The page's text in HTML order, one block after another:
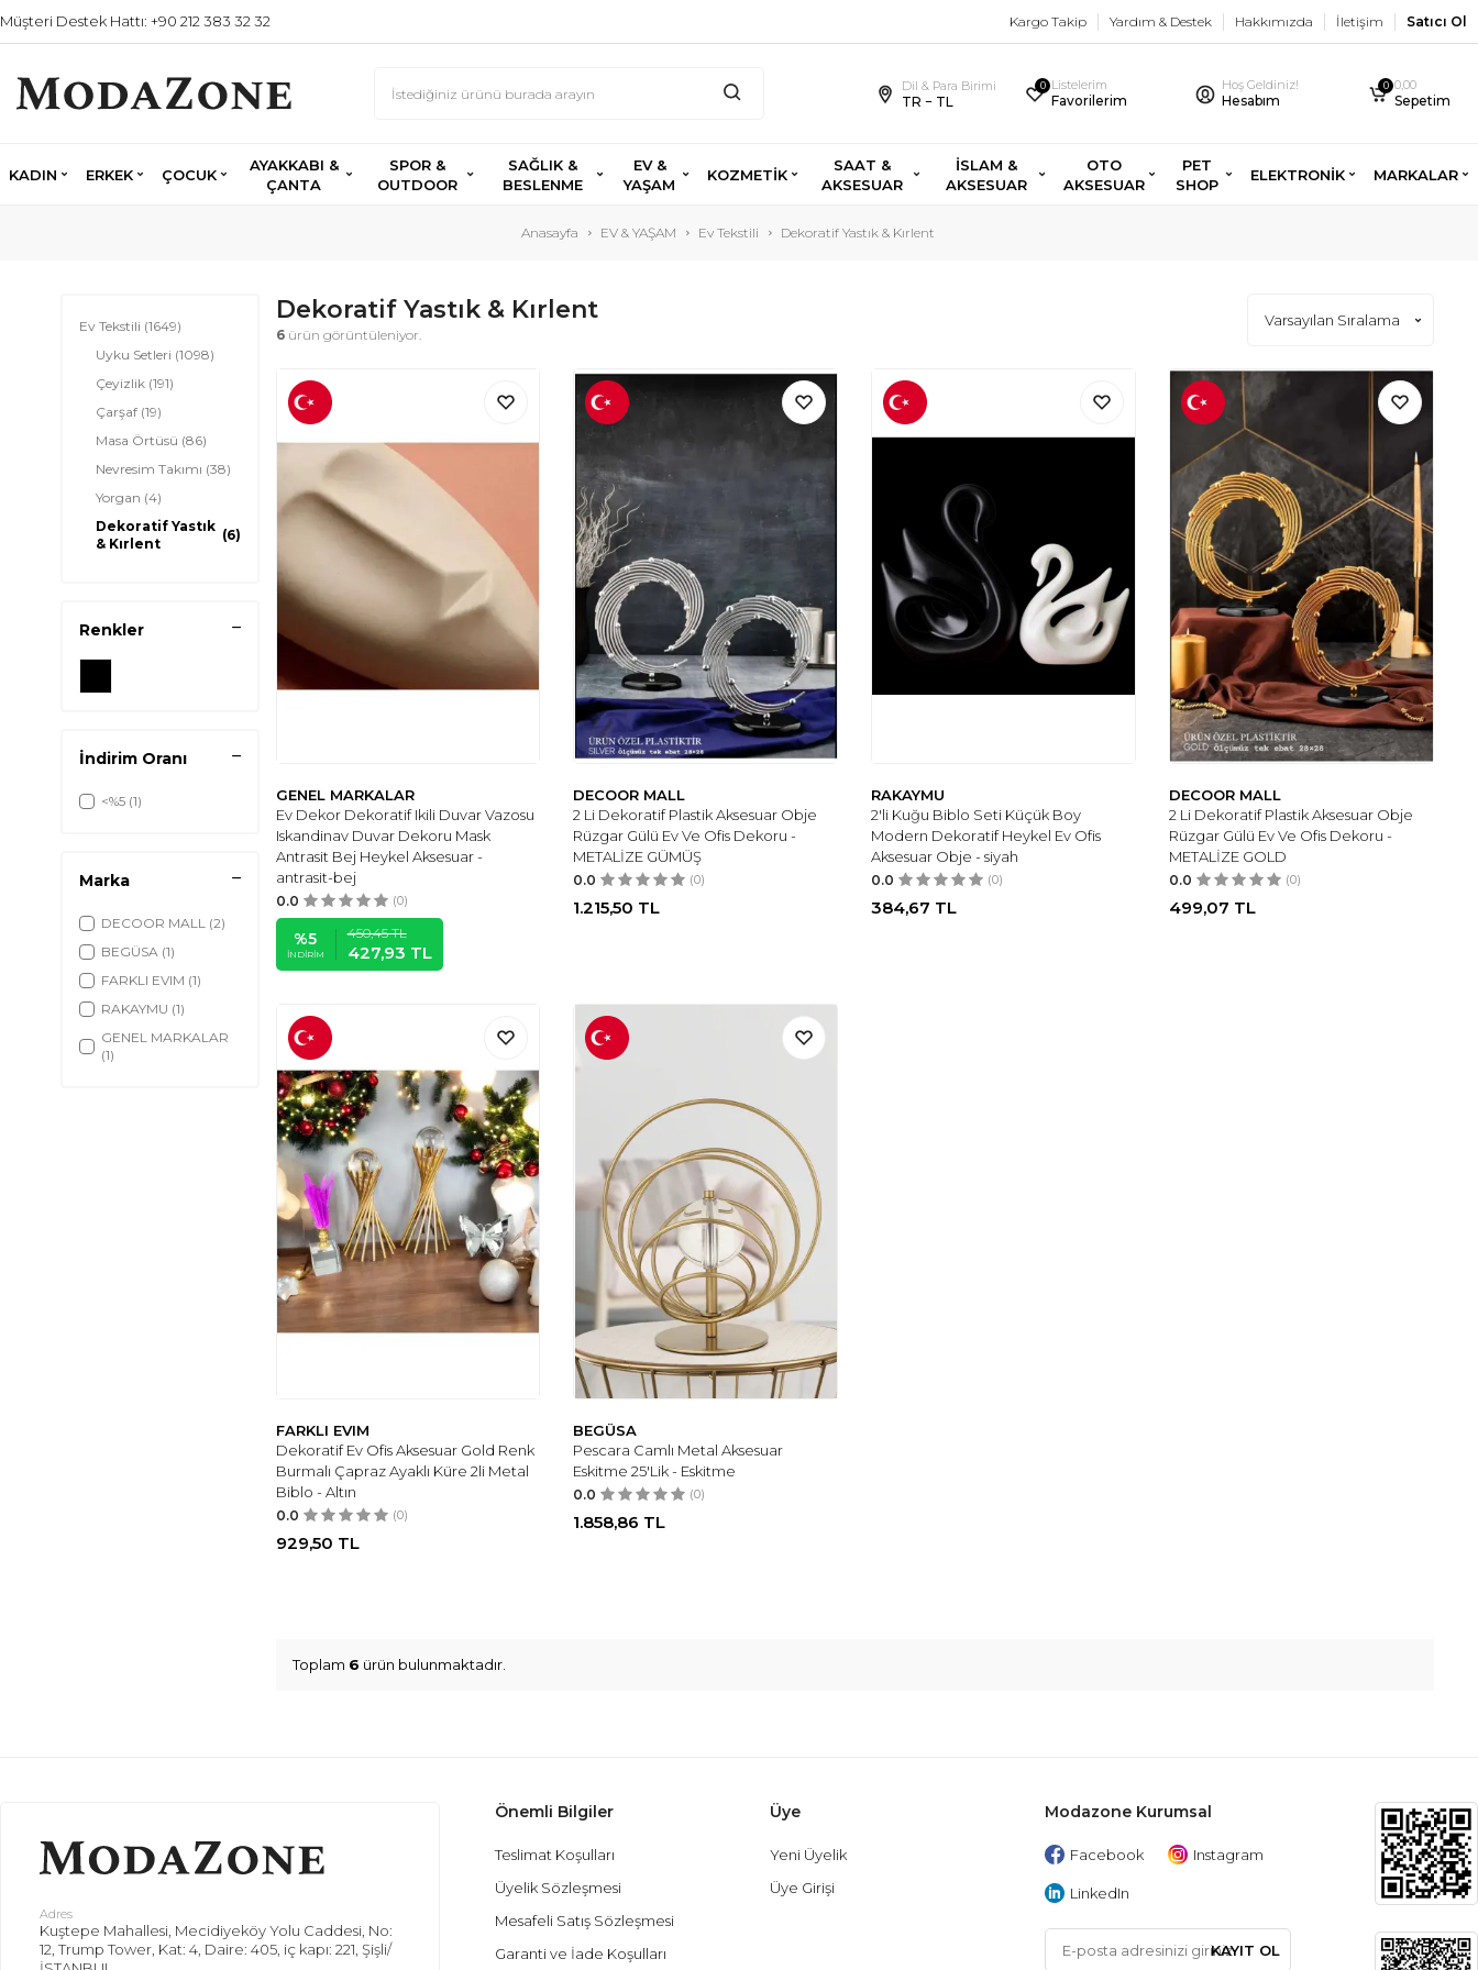
Müşteri Destek Hattı: +90 212 383 32 32 Kargo Takip Yardım & Destek Hakkımızda İletişim Satıcı Ol
Dil & Para Birimi
TR − TL
0 Listelerim
Favorilerim
Hoş Geldiniz!
Hesabım
0 0,00
Sepetim
KADIN ERKEK ÇOCUK
AYAKKABI &
ÇANTA
SPOR &
OUTDOOR
SAĞLIK &
BESLENME
EV &
YAŞAM
KOZMETİK
SAAT &
AKSESUAR
İSLAM &
AKSESUAR
OTO
AKSESUAR
PET
SHOP
ELEKTRONİK MARKALAR
Anasayfa EV & YAŞAM Ev Tekstili Dekoratif Yastık & Kırlent
Ev Tekstili (1649)
Uyku Setleri (1098)
Çeyizlik (191)
Çarşaf (19)
Masa Örtüsü (86)
Nevresim Takımı (38)
Yorgan (4)
Dekoratif Yastık
& Kırlent
(6)
Renkler
İndirim Oranı
<%5 (1)
Marka
DECOOR MALL (2)
BEGÜSA (1)
FARKLI EVIM (1)
RAKAYMU (1)
GENEL MARKALAR
(1)
Dekoratif Yastık & Kırlent
6ürün görüntüleniyor.
GENEL MARKALAR
Ev Dekor Dekoratif Ikili Duvar Vazosu
Iskandinav Duvar Dekoru Mask
Antrasit Bej Heykel Aksesuar -
antrasit-bej
0.0 (0)
%5
İNDIRIM
450,45TL
427,93 TL
DECOOR MALL
2 Li Dekoratif Plastik Aksesuar Obje
Rüzgar Gülü Ev Ve Ofis Dekoru -
METALİZE GÜMÜŞ
0.0 (0)
1.215,50 TL
RAKAYMU
2'li Kuğu Biblo Seti Küçük Boy
Modern Dekoratif Heykel Ev Ofis
Aksesuar Obje - siyah
0.0 (0)
384,67 TL
DECOOR MALL
2 Li Dekoratif Plastik Aksesuar Obje
Rüzgar Gülü Ev Ve Ofis Dekoru -
METALİZE GOLD
0.0 (0)
499,07 TL
FARKLI EVIM
Dekoratif Ev Ofis Aksesuar Gold Renk
Burmalı Çapraz Ayaklı Küre 2li Metal
Biblo - Altın
0.0 (0)
929,50 TL
BEGÜSA
Pescara Camlı Metal Aksesuar
Eskitme 25'Lik - Eskitme
0.0 (0)
1.858,86 TL
Toplam 6 ürün bulunmaktadır.
Adres
Kuştepe Mahallesi, Mecidiyeköy Yolu Caddesi, No:
12, Trump Tower, Kat: 4, Daire: 405, iç kapı: 221, Şişli/
Önemli Bilgiler
Teslimat Koşulları
Üyelik Sözleşmesi
Mesafeli Satış Sözleşmesi
Garanti ve İade Koşulları
Üye
Yeni Üyelik
Üye Girişi
Modazone Kurumsal
Facebook Instagram
LinkedIn
KAYIT OL